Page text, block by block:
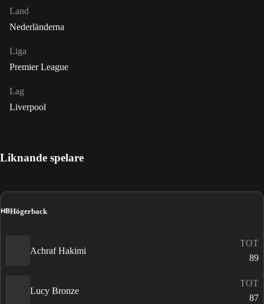
Land
Nederländerna
Liga
Premier League
Lag
Liverpool
Liknande spelare
HBHögerback
Achraf Hakimi
TOT
89
Lucy Bronze
TOT
87